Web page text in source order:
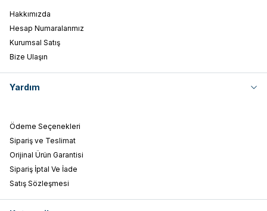
Hakkımızda
Hesap Numaralarımız
Kurumsal Satış
Bize Ulaşın
Yardım
Ödeme Seçenekleri
Sipariş ve Teslimat
Orijinal Ürün Garantisi
Sipariş İptal Ve İade
Satış Sözleşmesi